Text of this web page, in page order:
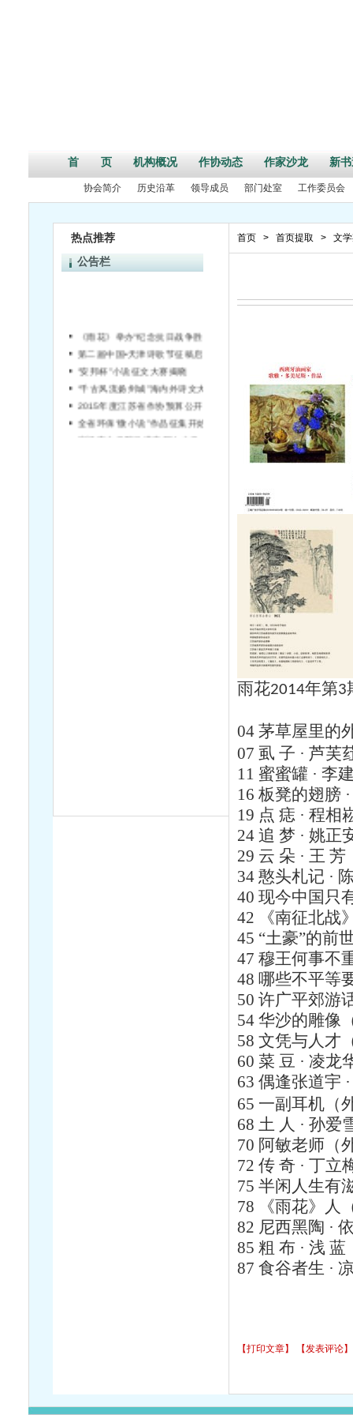
首 页 机构概况 作协动态 作家沙龙 新
协会简介 历史沿革 领导成员 部门处室 工作委员会
热点推荐
公告栏
第二届中国•天津诗歌节征稿启事
“安邦杯”小说征文大赛揭晓
首页 > 首页提取 > 文
雨花2014年第3
04 茅草屋里的
07 虱 子 · 芦芙
11 蜜蜜罐 · 李
16 板凳的翅膀
19 点 痣 · 程相
24 追 梦 · 姚正
29 云 朵 · 王 芳
34 憨头札记 ·
40 现今中国只
42
《南征北战
45 “土豪”的前
47 穆王何事不
48 哪些不平等
50 许广平郊游
54 华沙的雕像
58 文凭与人才
60 菜 豆 · 凌龙
63 偶逢张道宇
65 一副耳机（
68 土 人 · 孙爱
70 阿敏老师（
72 传 奇 · 丁立
75 半闲人生有
78
《雨花》人
82 尼西黑陶 ·
85 粗 布 · 浅 蓝
87 食谷者生 ·
【打印文章】 【发表评论】